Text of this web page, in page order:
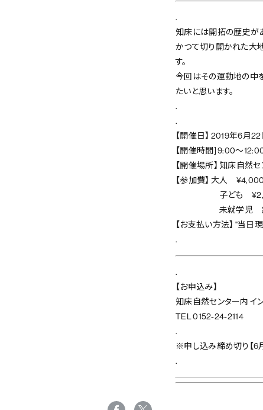
.
知床には開拓の歴史が
かつて切り開かれた大
す。
今回はその運動地の中
たいと思います。
.
.
【開催日】 2019年6月22
【開催時間] 9:00～
【開催場所】 知床自然
【参加費】 大人 ¥4,000
子ども ¥2,000（保険
未就学児 無料（保
【お支払い方法】 "当日
.
.
【お申込み】
知床自然センター内 イ
TEL 0152-24-2114
.
※申し込み締め切り【6月
.